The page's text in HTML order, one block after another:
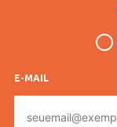
E-MAIL
mail